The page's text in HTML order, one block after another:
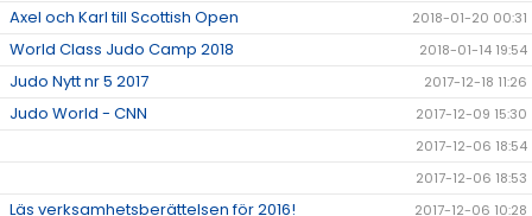
Axel och Karl till Scottish Open 2018-01-20 00:31
World Class Judo Camp 2018 2018-01-14 19:54
Judo Nytt nr 5 2017 2017-12-18 11:26
Judo World - CNN
2017-12-09 15:30
2017-12-06 18:54
2017-12-06 18:53
Läs verksamhetsberättelsen för 2016! 2017-12-06 10:28